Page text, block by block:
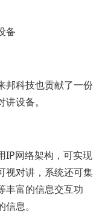
备
邦科技也贡献了一份
设备。
IP网络架构，可实现
视对讲，系统还可集
丰富的信息交互功
息。